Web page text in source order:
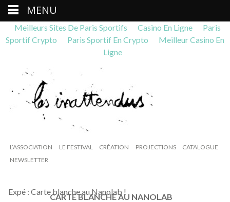
Meilleurs Sites De Paris Sportifs Casino En Ligne
Paris
Sportif Crypto
Paris Sportif En Crypto
Meilleur Casino En
Ligne
L’ASSOCIATION LE FESTIVAL CRÉATION PROJECTIONS
CATALOGUE
NEWSLETTER
Expé : Carte blanche au Nanolab !
CARTE BLANCHE AU NANOLAB
MENU